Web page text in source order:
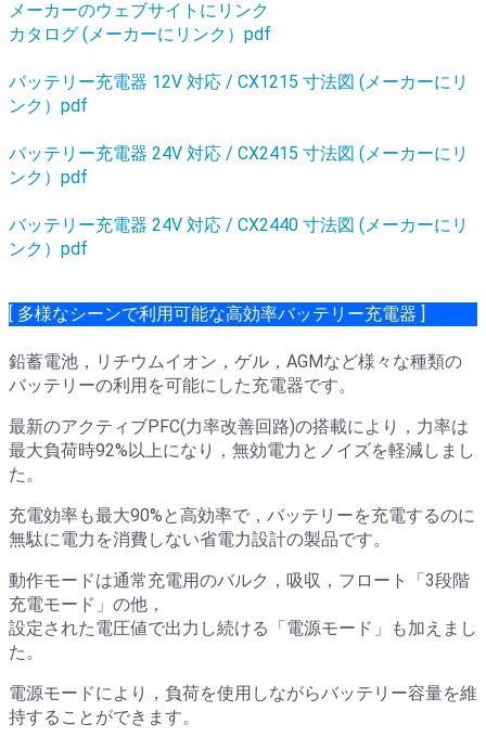
メーカーのウェブサイトにリンク
カタログ (メーカーにリンク）pdf
バッテリー充電器 12V 対応 / CX1215 寸法図 (メーカーにリ
ンク）pdf
バッテリー充電器 24V 対応 / CX2415 寸法図 (メーカーにリ
ンク）pdf
バッテリー充電器 24V 対応 / CX2440 寸法図 (メーカーにリ
ンク）pdf
[ 多様なシーンで利用可能な高効率バッテリー充電器 ]
鉛蓄電池，リチウムイオン，ゲル，AGMなど様々な種類の
バッテリーの利用を可能にした充電器です。
最新のアクティブPFC(力率改善回路)の搭載により，力率は
最大負荷時92%以上になり，無効電力とノイズを軽減しまし
た。
充電効率も最大90%と高効率で，バッテリーを充電するのに
無駄に電力を消費しない省電力設計の製品です。
動作モードは通常充電用のバルク，吸収，フロート「3段階
充電モード」の他，
設定された電圧値で出力し続ける「電源モード」も加えまし
た。
電源モードにより，負荷を使用しながらバッテリー容量を維
持することができます。